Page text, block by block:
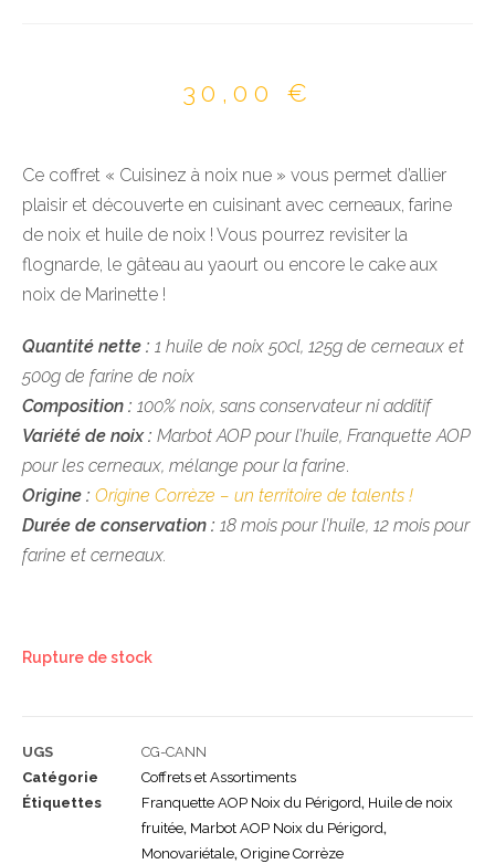
30,00 €
Ce coffret « Cuisinez à noix nue » vous permet d’allier
plaisir et découverte en cuisinant avec cerneaux, farine
de noix et huile de noix ! Vous pourrez revisiter la
flognarde, le gâteau au yaourt ou encore le cake aux
noix de Marinette !
Quantité nette : 1 huile de noix 50cl, 125g de cerneaux et
500g de farine de noix
Composition : 100% noix, sans conservateur ni additif
Variété de noix : Marbot AOP pour l’huile, Franquette AOP
pour les cerneaux, mélange pour la farine.
Origine : Origine Corrèze – un territoire de talents !
Durée de conservation : 18 mois pour l’huile, 12 mois pour
farine et cerneaux.
Rupture de stock
UGS
CG-CANN
Catégorie
Coffrets et Assortiments
Étiquettes
Franquette AOP Noix du Périgord, Huile de noix
fruitée, Marbot AOP Noix du Périgord,
Monovariétale, Origine Corrèze